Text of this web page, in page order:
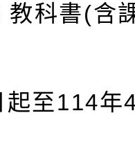
教科書(含
起至114年